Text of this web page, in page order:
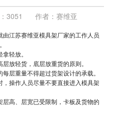
3051 作者： 赛维亚
江苏赛维亚模具架厂家的工作人员
轻放。
放轻货，底层放重货的原则。
层重量不得超过货架设计的承载。
操作人员尽量不要直接进入模具架
高、层宽已受限制，卡板及货物的